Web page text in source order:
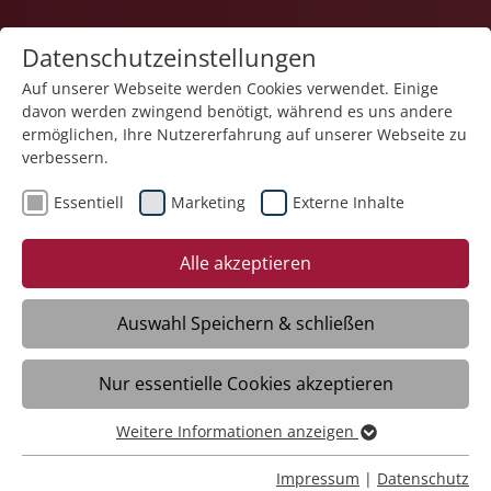
Quartiersarbeit
Quartiersarbeit Galgenhalde
Ravensburg
Datenschutzeinstellungen
Auf unserer Webseite werden Cookies verwendet. Einige
davon werden zwingend benötigt, während es uns andere
ermöglichen, Ihre Nutzererfahrung auf unserer Webseite zu
verbessern.
Essentiell Marketing Externe Inhalte
Alle akzeptieren
Auswahl Speichern & schließen
Nur essentielle Cookies akzeptieren
Essentiell
Essentielle Cookies werden für grundlegende Funktionen
Weitere Informationen anzeigen
Impressum | Datenschutz